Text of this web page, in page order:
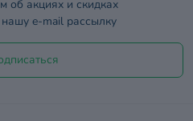
об акциях и скидках
e-mail рассылку